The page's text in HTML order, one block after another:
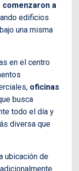
a
edificios
una misma
en el centro
oficinas
busca
todo el día y
diversa que
ubicación de